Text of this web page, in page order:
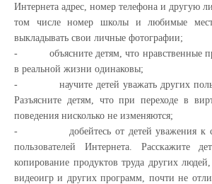
Интернета адрес, номер телефона и другую
том числе номер школы и любимые
выкладывать свои личные фотографии;
-
объясните детям, что нравственные
в реальной жизни одинаковы;
-
научите детей уважать других
Разъясните детям, что при переходе в
поведения нисколько не изменяются;
-
добейтесь от детей уважения к
пользователей Ин­тернета. Расскажите
копирование продуктов труда других
видеоигр и других программ, почти не